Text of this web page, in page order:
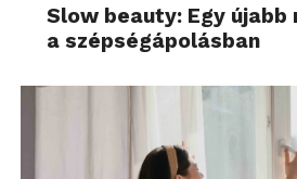
Slow beauty: Egy
a szépségápolásban